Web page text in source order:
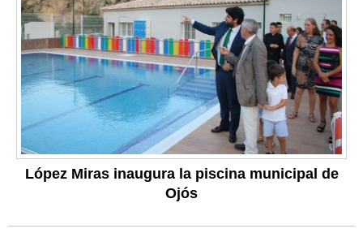
López Miras inaugura la piscina municipal de
Ojós